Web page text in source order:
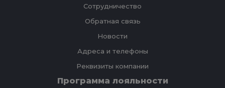
Сотрудничество
Обратная связь
Новости
Адреса и телефоны
Реквизиты компании
Программа лояльности